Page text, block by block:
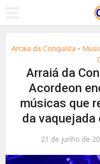
Arraia da Conquista •
Arraiá da
Acordeon
músicas que
da
21 de junho de